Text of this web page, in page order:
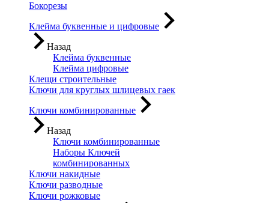
Бокорезы
Клейма буквенные и цифровые
Назад
Клейма буквенные
Клейма цифровые
Клещи строительные
Ключи для круглых шлицевых гаек
Ключи комбинированные
Назад
Ключи комбинированные
Наборы Ключей
комбинированных
Ключи накидные
Ключи разводные
Ключи рожковые